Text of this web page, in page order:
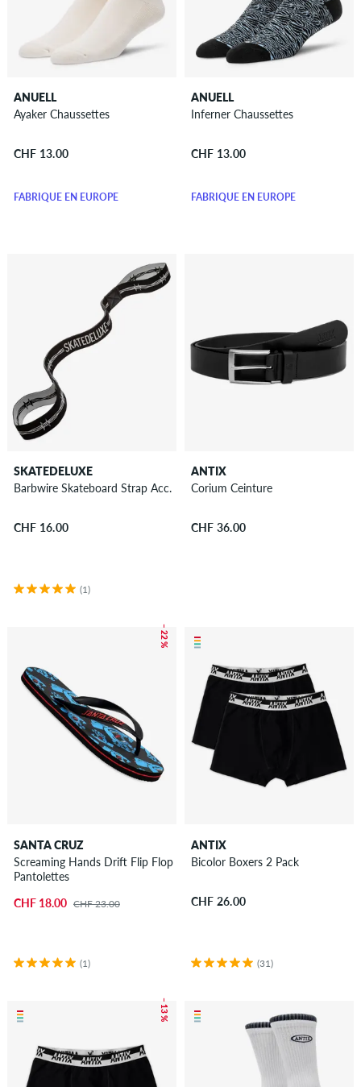
Housses
Divers
Sacs
dos
Semelles
Films
&
DVDs
Skateboard
Idées
pour
Nouveau
ANUELL
Ayaker Chaussettes
CHF 13.00
FABRIQUÉ EN EUROPE
ANUELL
Inferner Chaussettes
CHF 13.00
FABRIQUÉ EN EUROPE
SKATEDELUXE
Barbwire Skateboard Strap Acc.
CHF 16.00
(1)
ANTIX
Corium Ceinture
CHF 36.00
– 22 %
SANTA CRUZ
Screaming Hands Drift Flip Flop
Pantolettes
CHF 18.00 CHF 23.00
(1)
ANTIX
Bicolor Boxers 2 Pack
CHF 26.00
(31)
– 13 %